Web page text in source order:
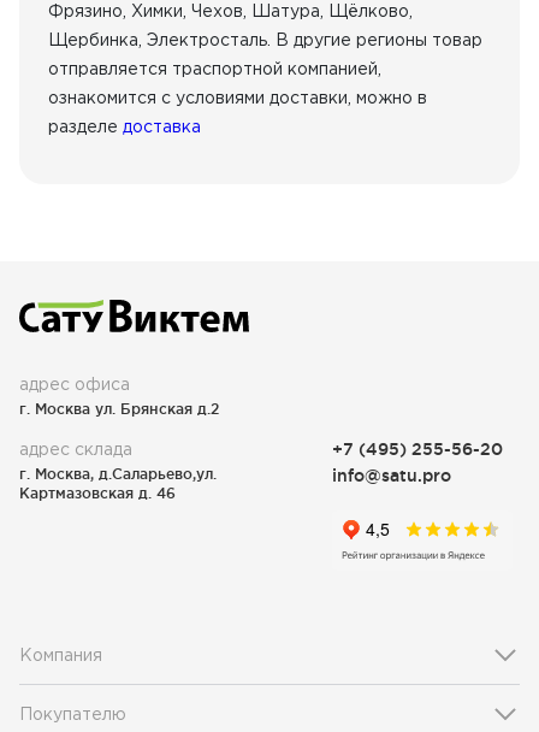
Фрязино, Химки, Чехов, Шатура, Щёлково,
Щербинка, Электросталь. В другие регионы товар
отправляется траспортной компанией,
ознакомится с условиями доставки, можно в
разделе доставка
адрес офиса
г. Москва ул. Брянская д.2
адрес склада
г. Москва, д.Саларьево,ул.
Картмазовская д. 46
+7 (495) 255-56-20
info@satu.pro
Компания
Покупателю